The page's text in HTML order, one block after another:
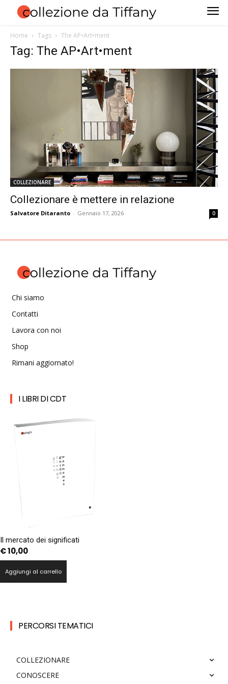
Home Tags The AP•Art•ment
Tag: The AP•Art•ment
COLLEZIONARE
Collezionare è mettere in relazione
Salvatore Ditaranto - Gennaio 17, 2026 0
Chi siamo
Contatti
Lavora con noi
Shop
Rimani aggiornato!
I LIBRI DI CDT
Il mercato dei significati
€10,00
Aggiungi al carrello
PERCORSI TEMATICI
COLLEZIONARE
CONOSCERE